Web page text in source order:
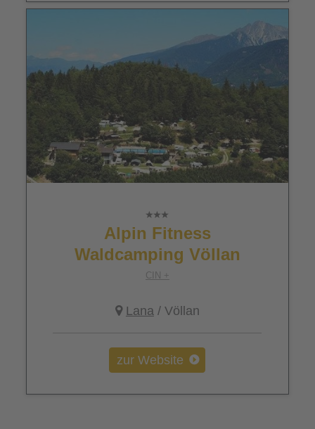
Alpin Fitness
Waldcamping Völlan
CIN +
Lana/ Völlan
zur Website